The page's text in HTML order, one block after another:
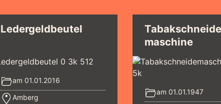
Ledergeldbeutel
am 01.01.2016
Amberg
maschine
am 01.01.1947